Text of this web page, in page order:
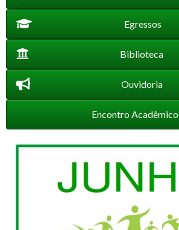
Egressos
Biblioteca
Ouvidoria
Encontro Acadêmico